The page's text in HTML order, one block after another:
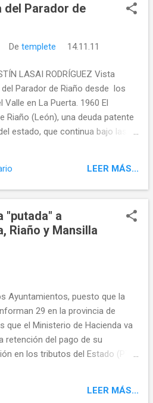
altitud , para recuperar entre 8 y
Pedrosa y de Torteros. Con el
Pedrosa se recuperará una más
y el Alto Cea (Prioro y
que el Puente de
la conexión entre los
Tarna y Pontón uniendo de nuevo
La cota 1080 igualará la
del Parador de
De templete 14.11.11
LASAI RODRÍGUEZ Vista
del Parador de Riaño desde los
Valle en La Puerta. 1960 El
Riaño (León), una deuda patente
estado, que continua bajo las
ejemplos a mostrar, para ver lo
la historia reciente de una
sobrio en un lugar de gran belleza
que en su pleno esplendor y
(visitas de reyes y caudillos
abandono, traicionado desde
Memoria de Riaño Intereses que
y que se nombran como
generales del estado”, “riqueza
etc… son esgrimidos como
por los gestores políticos de
su anunciado fin (1963-1987). A
LEER MÁS...
"putada" a
Riaño y Mansilla
Ayuntamientos, puesto que la
29 en la provincia de
que el Ministerio de Hacienda va
retención del pago de su
en los tributos del Estado (PTE)
la obligación legal de presentar
LEER MÁS...